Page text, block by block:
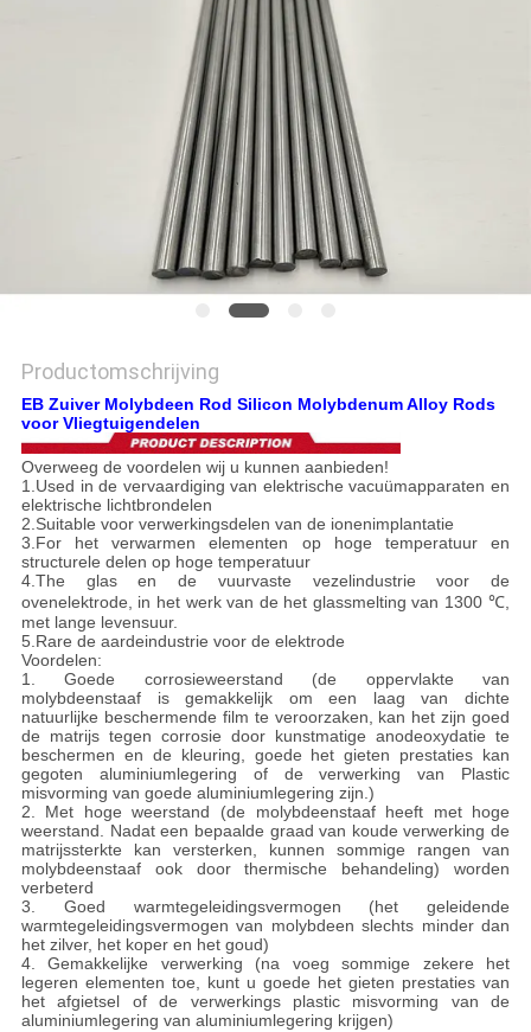
PRIVACYBELEID
Productomschrijving
EB Zuiver Molybdeen Rod Silicon Molybdenum Alloy Rods
voor Vliegtuigendelen
Overweeg de voordelen wij u kunnen aanbieden!
1.Used in de vervaardiging van elektrische vacuümapparaten en
elektrische lichtbrondelen
2.Suitable voor verwerkingsdelen van de ionenimplantatie
3.For het verwarmen elementen op hoge temperatuur en
structurele delen op hoge temperatuur
4.The glas en de vuurvaste vezelindustrie voor de
ovenelektrode, in het werk van de het glassmelting van 1300 ℃,
met lange levensuur.
5.Rare de aardeindustrie voor de elektrode
Voordelen:
1. Goede corrosieweerstand (de oppervlakte van
molybdeenstaaf is gemakkelijk om een laag van dichte
natuurlijke beschermende film te veroorzaken, kan het zijn goed
de matrijs tegen corrosie door kunstmatige anodeoxydatie te
beschermen en de kleuring, goede het gieten prestaties kan
gegoten aluminiumlegering of de verwerking van Plastic
misvorming van goede aluminiumlegering zijn.)
2. Met hoge weerstand (de molybdeenstaaf heeft met hoge
weerstand. Nadat een bepaalde graad van koude verwerking de
matrijssterkte kan versterken, kunnen sommige rangen van
molybdeenstaaf ook door thermische behandeling) worden
verbeterd
3. Goed warmtegeleidingsvermogen (het geleidende
warmtegeleidingsvermogen van molybdeen slechts minder dan
het zilver, het koper en het goud)
4. Gemakkelijke verwerking (na voeg sommige zekere het
legeren elementen toe, kunt u goede het gieten prestaties van
het afgietsel of de verwerkings plastic misvorming van de
aluminiumlegering van aluminiumlegering krijgen)